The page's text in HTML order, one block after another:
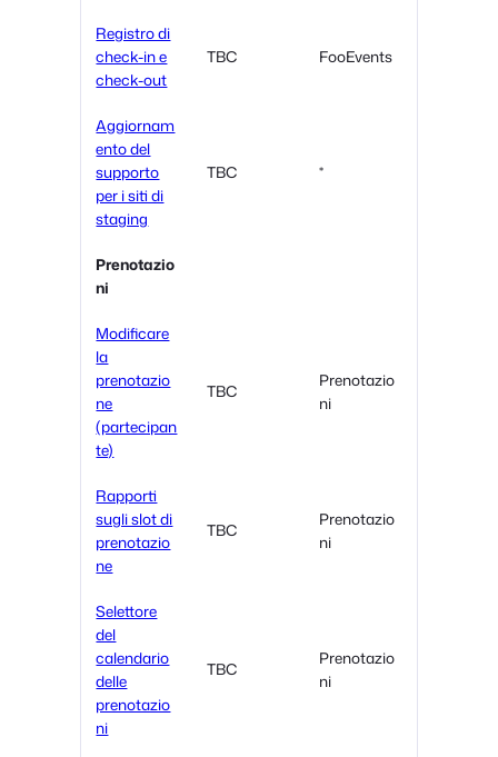
Registro di
check-in e
check-out
TBC FooEvents
Aggiornam
ento del
supporto
per i siti di
staging
TBC *
Prenotazio
ni
Modificare
la
prenotazio
ne
(partecipan
te)
TBC
Prenotazio
ni
Rapporti
sugli slot di
prenotazio
ne
TBC
Prenotazio
ni
Selettore
del
calendario
delle
prenotazio
ni
TBC
Prenotazio
ni